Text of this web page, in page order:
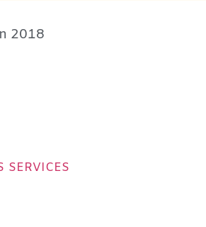
2018
SERVICES